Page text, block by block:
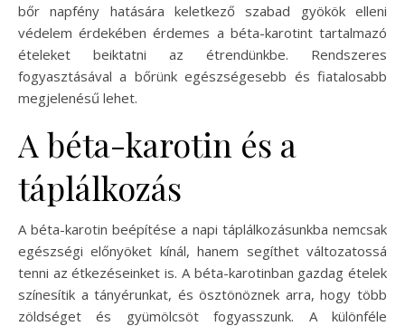
bőr napfény hatására keletkező szabad gyökök elleni
védelem érdekében érdemes a béta-karotint tartalmazó
ételeket beiktatni az étrendünkbe. Rendszeres
fogyasztásával a bőrünk egészségesebb és fiatalosabb
megjelenésű lehet.
A béta-karotin és a
táplálkozás
A béta-karotin beépítése a napi táplálkozásunkba nemcsak
egészségi előnyöket kínál, hanem segíthet változatossá
tenni az étkezéseinket is. A béta-karotinban gazdag ételek
színesítik a tányérunkat, és ösztönöznek arra, hogy több
zöldséget és gyümölcsöt fogyasszunk. A különféle